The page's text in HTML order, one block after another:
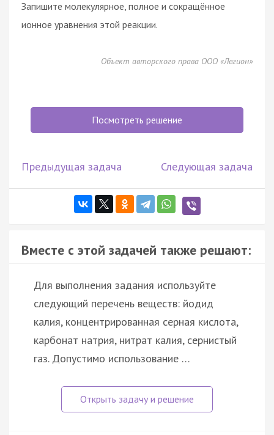
Запишите молекулярное, полное и сокращённое
ионное уравнения этой реакции.
Объект авторского права ООО «Легион»
Посмотреть решение
Предыдущая задача Следующая задача
Вместе с этой задачей также решают:
Для выполнения задания используйте
следующий перечень веществ: йодид
калия, концентрированная серная кислота,
карбонат натрия, нитрат калия, сернистый
газ. Допустимо использование …